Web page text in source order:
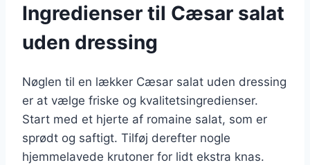
Ingredienser til Cæsar salat
uden dressing
Nøglen til en lækker Cæsar salat uden dressing
er at vælge friske og kvalitetsingredienser.
Start med et hjerte af romaine salat, som er
sprødt og saftigt. Tilføj derefter nogle
hjemmelavede krutoner for lidt ekstra knas.